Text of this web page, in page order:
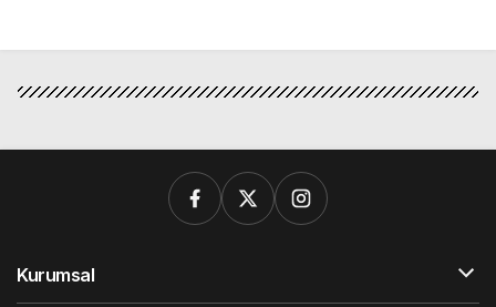
Kurumsal